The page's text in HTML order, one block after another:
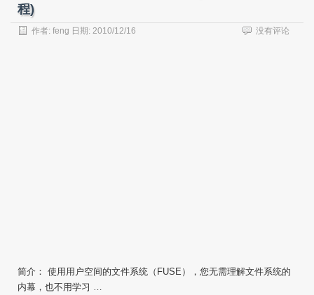
程)
作者: feng 日期: 2010/12/16 没有评论
简介： 使用用户空间的文件系统（FUSE），您无需理解文件系统的
内幕，也不用学习 …